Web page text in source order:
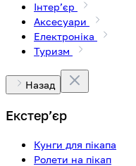
Інтерʼєр
Аксесуари
Електроніка
Туризм
Назад
Екстерʼєр
Кунги для пікапа
Ролети на пікап